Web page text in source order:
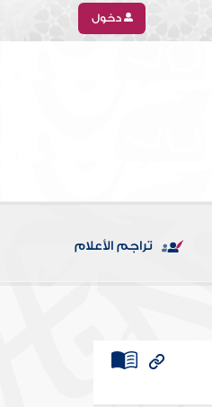
دخول
تراجم الأعلام